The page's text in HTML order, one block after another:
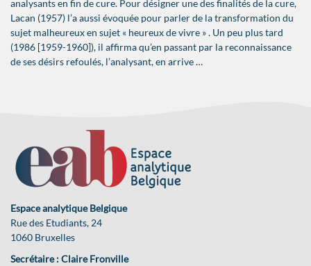
analysants en fin de cure. Pour désigner une des finalités de la cure,
Lacan (1957) l’a aussi évoquée pour parler de la transformation du
sujet malheureux en sujet « heureux de vivre » . Un peu plus tard
(1986 [1959-1960]), il affirma qu’en passant par la reconnaissance
de ses désirs refoulés, l’analysant, en arrive …
Espace analytique Belgique
Rue des Etudiants, 24
1060 Bruxelles
Secrétaire : Claire Fronville